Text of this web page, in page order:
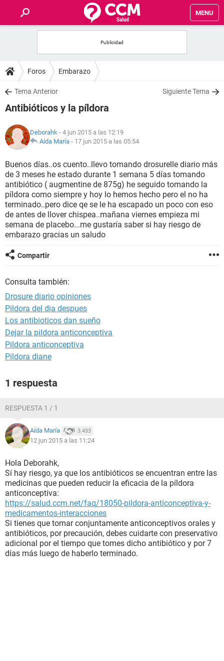
MENU
FOROS
SALUD
NUTRICIÓN
BIENESTAR
SEXUALIDAD
GLOSARIO
Foros Embarazo
Tema Anterior Siguiente Tema
Antibióticos y la píldora
Deborahk - 4 jun 2015 a las 12:19
Aída María - 17 jun 2015 a las 05:54
Buenos días..os cuento..llevo tomando drosurelle diario más
de 3 meses he estado durante 1 semana 5 días tomando
antibiótico ( augmentine de 875g) he seguido tomando la
píldora como siempre y hoy lo hemos hecho pero el no ha
terminado..pero dice qe se le ha escapado un poco con eso
de antes de llover chispea..mañana viernes empieza mi
semana de placebo...me gustaría saber si hay riesgo de
embarazo gracias un saludo
Compartir
Consulta también:
Drosure diario opiniones
Pildora del dia despues
Los antibioticos dan sueño
Dejar la pildora anticonceptiva
Pildora anticonceptiva
Pildora diane
1 respuesta
RESPUESTA 1 / 1
Aída María 3.433
12 jun 2015 a las 11:24
Hola Deborahk,
Sí hay riesgo, ya que los antibióticos se encuentran entre las
medicinas que pueden reducir la eficacia de la píldora
anticonceptiva:
https://salud.ccm.net/faq/18050-pildora-anticonceptiva-y-
medicamentos-interacciones
Si tienes que tomar conjuntamente anticonceptivos orales y
antibióticos, por precaución, debes cuidarte con preservativo
adicional por el tiempo que tomes dicho antibiótico y por 7
días más luego de haberlo terminado.